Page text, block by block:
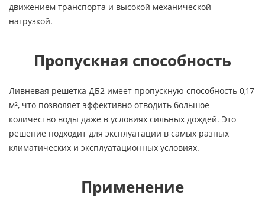
движением транспорта и высокой механической
нагрузкой.
Пропускная способность
Ливневая решетка ДБ2 имеет пропускную способность 0,17
м², что позволяет эффективно отводить большое
количество воды даже в условиях сильных дождей. Это
решение подходит для эксплуатации в самых разных
климатических и эксплуатационных условиях.
Применение